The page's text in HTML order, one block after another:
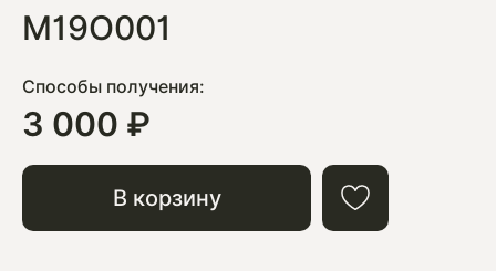
М19О001
Способы получения:
3 000 ₽
В корзину